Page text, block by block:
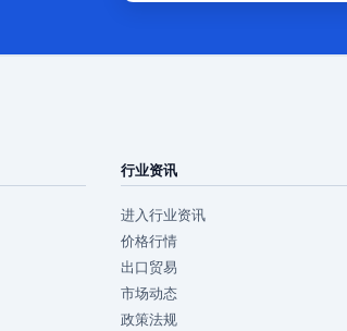
行业资讯
进入行业资讯
价格行情
出口贸易
市场动态
政策法规